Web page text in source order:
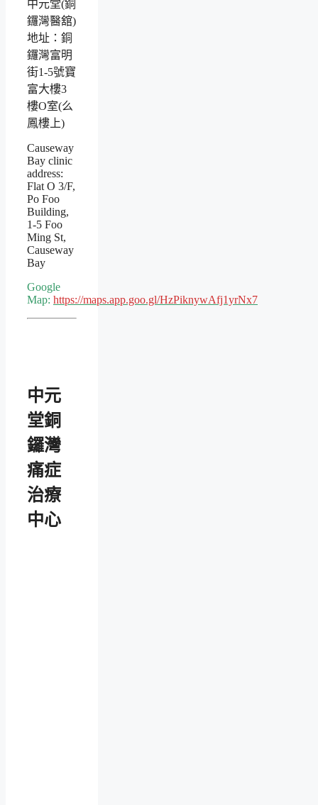
中元堂(銅
鑼灣醫舘)
地址：銅
鑼灣富明
街1-5號寶
富大樓3
樓O室(么
鳳樓上)
Causeway
Bay clinic
address:
Flat O 3/F,
Po Foo
Building,
1-5 Foo
Ming St,
Causeway
Bay
Google
Map: https://maps.app.goo.gl/HzPiknywAfj1yrNx7
中元
堂銅
鑼灣
痛症
治療
中心